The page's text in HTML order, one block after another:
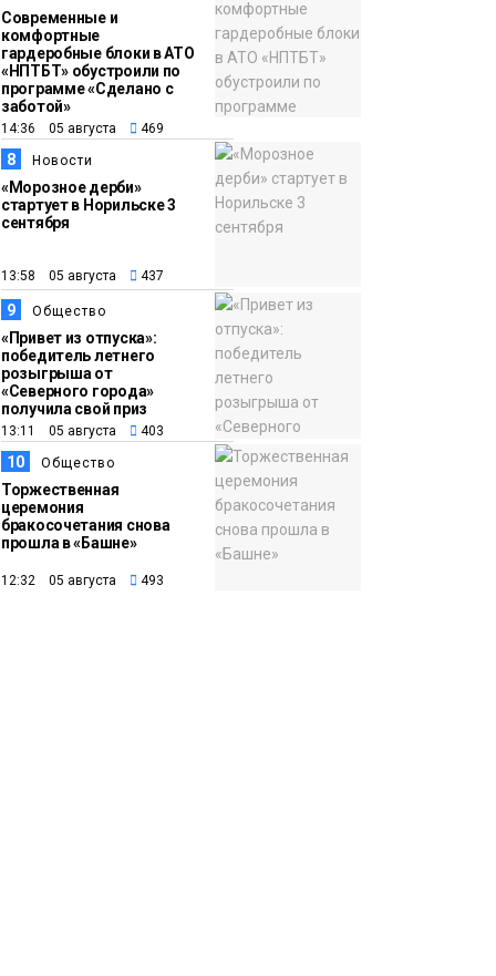
Современные и
комфортные
гардеробные блоки в АТО
«НПТБТ» обустроили по
программе «Сделано с
заботой»
14:36 05 августа 469
8 Новости
«Морозное дерби»
стартует в Норильске 3
сентября
13:58 05 августа 437
9 Общество
«Привет из отпуска»:
победитель летнего
розыгрыша от
«Северного города»
получила свой приз
13:11 05 августа 403
10 Общество
Торжественная
церемония
бракосочетания снова
прошла в «Башне»
12:32 05 августа 493